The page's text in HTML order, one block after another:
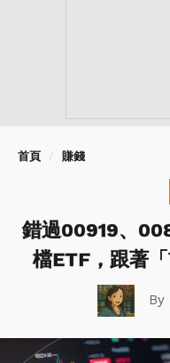
首頁 賺錢
錯過00919、
檔ETF，跟著